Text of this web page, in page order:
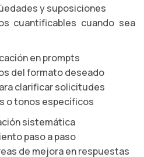
y suposiciones
cuantificables cuando sea
en prompts
del formato deseado
clarificar solicitudes
o tonos específicos
sistemática
paso a paso
de mejora en respuestas